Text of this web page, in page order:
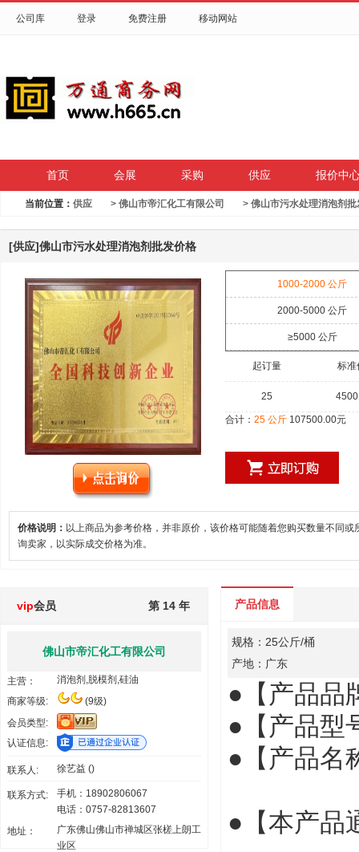
公司库 登录 免费注册 移动网站
首页 会展 采购 供应 报价中
当前位置： 供应 > 佛山市帝汇化工有限公司 > 佛山市污水处理消泡剂批
[供应]佛山市污水处理消泡剂批发价格
1000-2000 公斤
2000-5000 公斤
≥5000公斤
起订量 标准
25 4500
合计： 25 公斤 107500.00元
价格说明： 以上商品为参考价格，并非原价，该价格可能随着您购买数量不同
询卖家，以实际成交价格为准。
第 14 年
vip会员
佛山市帝汇化工有限公司
主营：
消泡剂,脱模剂,硅油
商家等级:
(9级)
会员类型:
认证信息:
联系人: 徐艺益 ()
联系方式:
手机：18902806067
电话：0757-82813607
地址：
广东佛山佛山市禅城区张槎上朗工
业区
产品信息
规格：25公斤/桶
产地：广东
●【产品品
●【产品型
●【产品名
●【本产品